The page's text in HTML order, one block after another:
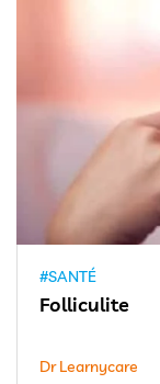
#SANTÉ
Folliculite
Dr Learnycare